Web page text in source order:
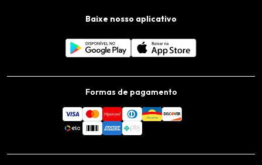
Baixe nosso aplicativo
Formas de pagamento